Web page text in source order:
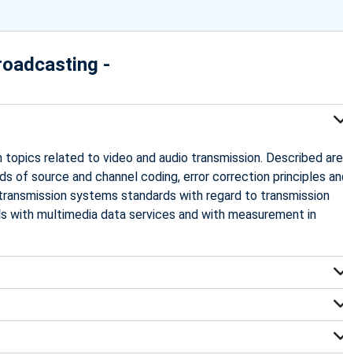
-
related to video and audio transmission. Described are
of source and channel coding, error correction principles
systems standards with regard to transmission
with multimedia data services and with measurement in